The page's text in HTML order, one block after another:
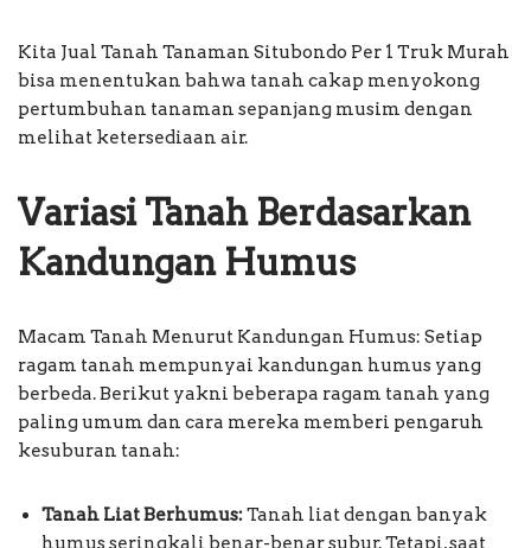
Kita Jual Tanah Tanaman Situbondo Per 1 Truk Murah
bisa menentukan bahwa tanah cakap menyokong
pertumbuhan tanaman sepanjang musim dengan
melihat ketersediaan air.
Variasi Tanah Berdasarkan
Kandungan Humus
Macam Tanah Menurut Kandungan Humus: Setiap
ragam tanah mempunyai kandungan humus yang
berbeda. Berikut yakni beberapa ragam tanah yang
paling umum dan cara mereka memberi pengaruh
kesuburan tanah:
Tanah Liat Berhumus:Tanah liat dengan banyak
humus seringkali benar-benar subur. Tetapi, saat